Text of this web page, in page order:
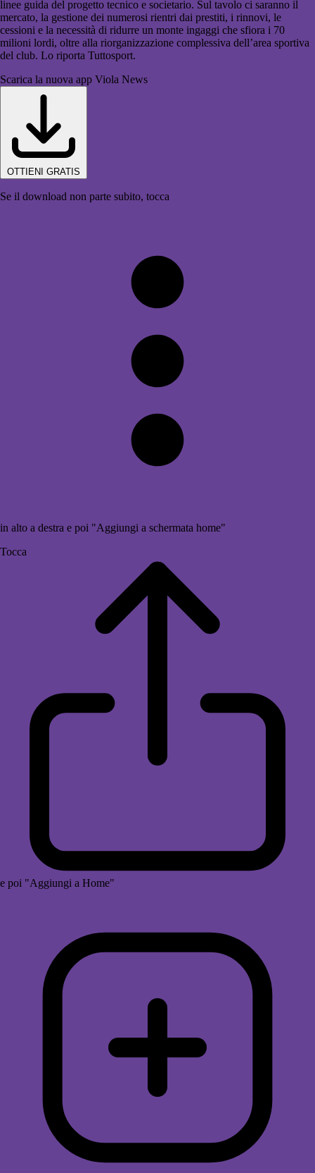
linee guida del progetto tecnico e societario. Sul tavolo ci saranno il
mercato, la gestione dei numerosi rientri dai prestiti, i rinnovi, le
cessioni e la necessità di ridurre un monte ingaggi che sfiora i 70
milioni lordi, oltre alla riorganizzazione complessiva dell’area sportiva
del club. Lo riporta Tuttosport.
Scarica la nuova app Viola News
OTTIENI GRATIS
Se il download non parte subito, tocca
in alto a destra e poi "Aggiungi a schermata home"
Tocca
e poi "Aggiungi a Home"